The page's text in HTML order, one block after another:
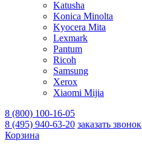
Katusha
Konica Minolta
Kyocera Mita
Lexmark
Pantum
Ricoh
Samsung
Xerox
Xiaomi Mijia
8 (800) 100-16-05
8 (495) 940-63-20 заказать звонок
Корзина